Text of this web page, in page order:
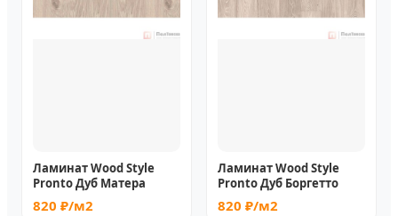
Ламинат Wood Style
Pronto Дуб Матера
820 ₽/м2
Ламинат Wood Style
Pronto Дуб Боргетто
820 ₽/м2